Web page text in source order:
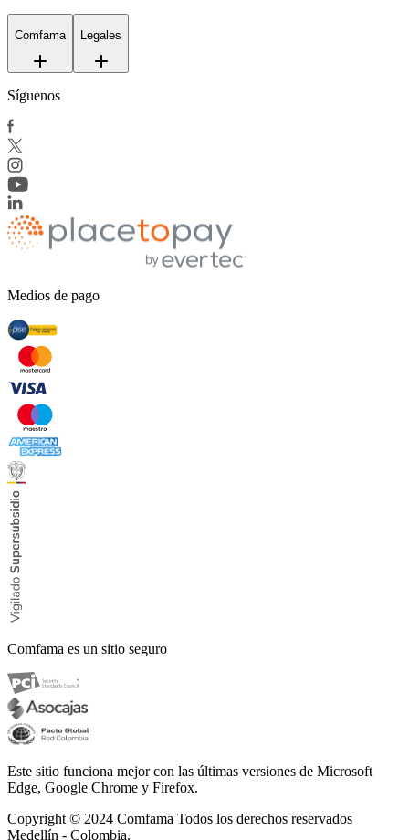
Comfama Legales
Síguenos
Medios de pago
Comfama es un sitio seguro
Este sitio funciona mejor con las últimas versiones de Microsoft
Edge, Google Chrome y Firefox.
Copyright © 2024 Comfama Todos los derechos reservados
Medellín - Colombia.